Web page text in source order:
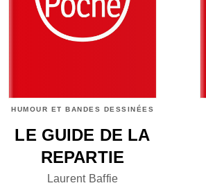
HUMOUR ET BANDES DESSINÉES
LE GUIDE DE LA
REPARTIE
Laurent Baffie